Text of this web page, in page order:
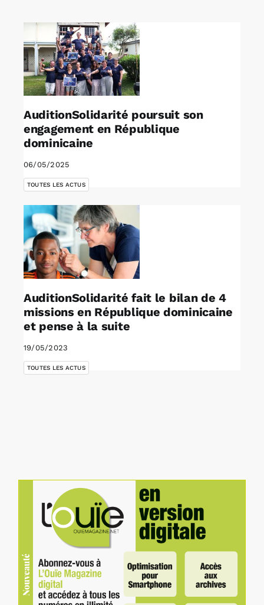
Rechercher:
Annonces emploi
AuditionSolidarité poursuit son
engagement en République
dominicaine
06/05/2025
TOUTES LES ACTUS
AuditionSolidarité fait le bilan de 4
missions en République dominicaine
et pense à la suite
19/05/2023
TOUTES LES ACTUS